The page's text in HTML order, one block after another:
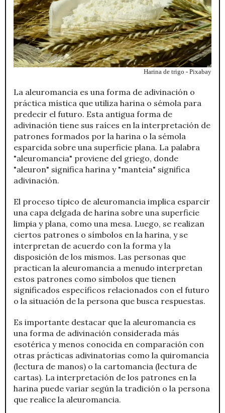
Harina de trigo - Pixabay
La aleuromancia es una forma de adivinación o
práctica mística que utiliza harina o sémola para
predecir el futuro. Esta antigua forma de
adivinación tiene sus raíces en la interpretación de
patrones formados por la harina o la sémola
esparcida sobre una superficie plana. La palabra
"aleuromancia" proviene del griego, donde
"aleuron" significa harina y "manteia" significa
adivinación.
El proceso típico de aleuromancia implica esparcir
una capa delgada de harina sobre una superficie
limpia y plana, como una mesa. Luego, se realizan
ciertos patrones o símbolos en la harina, y se
interpretan de acuerdo con la forma y la
disposición de los mismos. Las personas que
practican la aleuromancia a menudo interpretan
estos patrones como símbolos que tienen
significados específicos relacionados con el futuro
o la situación de la persona que busca respuestas.
Es importante destacar que la aleuromancia es
una forma de adivinación considerada más
esotérica y menos conocida en comparación con
otras prácticas adivinatorias como la quiromancia
(lectura de manos) o la cartomancia (lectura de
cartas). La interpretación de los patrones en la
harina puede variar según la tradición o la persona
que realice la aleuromancia.